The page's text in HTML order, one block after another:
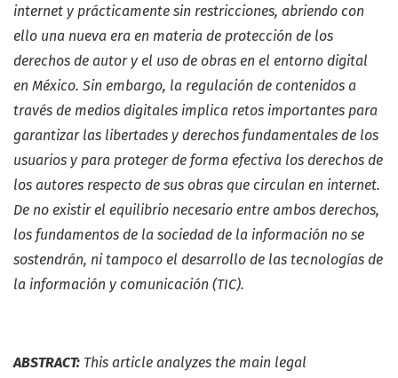
internet y prácticamente sin restricciones, abriendo con
ello una nueva era en materia de protección de los
derechos de autor y el uso de obras en el entorno digital
en México. Sin embargo, la regulación de contenidos a
través de medios digitales implica retos importantes para
garantizar las libertades y derechos fundamentales de los
usuarios y para proteger de forma efectiva los derechos de
los autores respecto de sus obras que circulan en internet.
De no existir el equilibrio necesario entre ambos derechos,
los fundamentos de la sociedad de la información no se
sostendrán, ni tampoco el desarrollo de las tecnologías de
la información y comunicación (TIC).
ABSTRACT: This article analyzes the main legal